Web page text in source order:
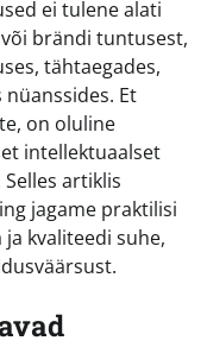
ei tulene alati
brändi tuntusest,
tähtaegades,
Et
on oluline
intellektuaalset
artiklis
jagame praktilisi
kvaliteedi suhe,